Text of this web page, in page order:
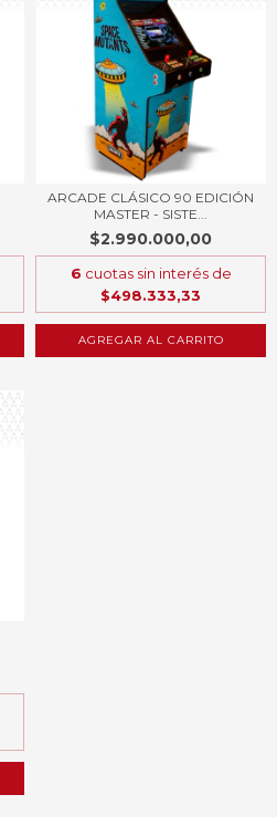
ARCADE CLÁSICO 90 EDICIÓN
MASTER - SISTE...
$2.990.000,00
6 cuotas sin interés de
$498.333,33
AGREGAR AL CARRITO